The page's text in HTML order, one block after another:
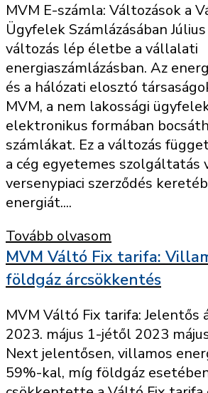
MVM E-számla: Változások a
Ügyfelek Számlázásában
változás lép életbe a vállalati
energiaszámlázásban. Az
és a hálózati elosztó
MVM, a nem lakossági
elektronikus formában
számlákat. Ez a változás
a cég egyetemes szolgáltatás
versenypiaci szerződés
energiát....
Tovább olvasom
MVM Váltó Fix tarifa:
földgáz árcsökkentés
MVM Váltó Fix tarifa: Jelentős
2023. május 1-jétől 2023
Next jelentősen, villamos
59%-kal, míg földgáz